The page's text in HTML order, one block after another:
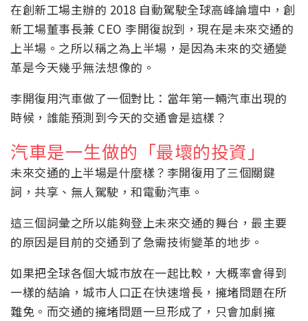
在創新工場主辦的 2018 自動駕駛全球高峰論壇中，創
新工場董事長兼 CEO 李開復說到，現在是未來交通的
上半場。之所以稱之為上半場，是因為未來的交通變
革是今天幾乎無法想像的。
李開復用汽車做了一個對比：當年第一輛汽車出現的
時候，誰能預測到今天的交通會是這樣？
汽車是一生做的「最壞的投資」
未來交通的上半場是什麼樣？李開復用了三個關鍵
詞，共享、無人駕駛，和電動汽車。
這三個詞彙之所以能夠登上未來交通的舞台，最主要
的原因是目前的交通到了急需技術變革的地步。
如果把全球各個大城市放在一起比較，大概率會得到
一樣的結論，城市人口正在快速增長，擁堵問題在所
難免。而交通的擁堵問題一旦形成了，只會加劇擁